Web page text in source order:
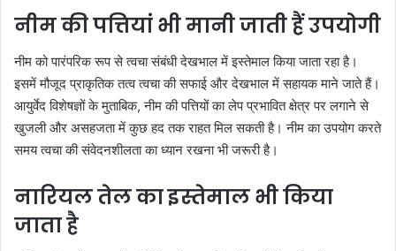
नीम की पत्तियां भी मानी जाती हैं उपयोगी
नीम को पारंपरिक रूप से त्वचा संबंधी देखभाल में इस्तेमाल किया जाता रहा है।
इसमें मौजूद प्राकृतिक तत्व त्वचा की सफाई और देखभाल में सहायक माने जाते हैं।
आयुर्वेद विशेषज्ञों के मुताबिक, नीम की पत्तियों का लेप प्रभावित क्षेत्र पर लगाने से
खुजली और असहजता में कुछ हद तक राहत मिल सकती है। नीम का उपयोग करते
समय त्वचा की संवेदनशीलता का ध्यान रखना भी जरूरी है।
नारियल तेल का इस्तेमाल भी किया
जाता है